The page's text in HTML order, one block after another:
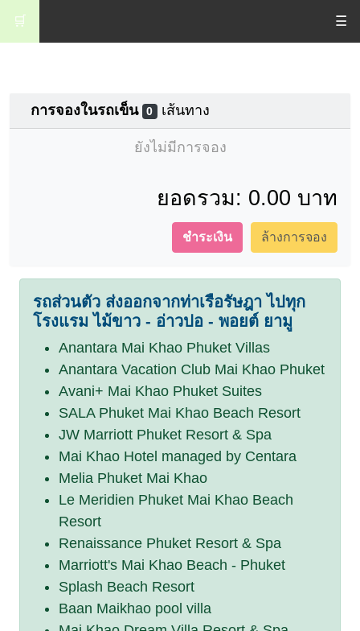
🛒 ☰
การจองในรถเข็น 0 เส้นทาง
ยังไม่มีการจอง
ยอดรวม: 0.00 บาท
ชำระเงิน ล้างการจอง
รถส่วนตัว ส่งออกจากท่าเรือรัษฎา ไปทุก
โรงแรม ไม้ขาว - อ่าวปอ - พอยต์ ยามู
Anantara Mai Khao Phuket Villas
Anantara Vacation Club Mai Khao Phuket
Avani+ Mai Khao Phuket Suites
SALA Phuket Mai Khao Beach Resort
JW Marriott Phuket Resort & Spa
Mai Khao Hotel managed by Centara
Melia Phuket Mai Khao
Le Meridien Phuket Mai Khao Beach
Resort
Renaissance Phuket Resort & Spa
Marriott's Mai Khao Beach - Phuket
Splash Beach Resort
Baan Maikhao pool villa